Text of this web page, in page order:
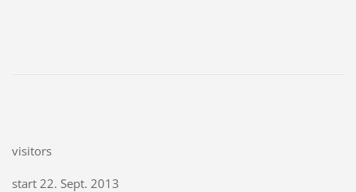
visitors
start 22. Sept. 2013